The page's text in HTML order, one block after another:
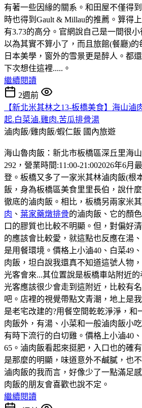
有著一些因緣的關系。和田屋不僅得
時也得到Gault & Millau的推薦。算得
有3.73的高分。官網說自己是一間很
以為其實不算小了，而且旅館(餐廳)
日本美學，窗外的雪景更是醉人。都
下次想住這裡.....。
繼續閱讀
2週前
【新北米其林之13-板橋美食】海山滷
起.白菜滷.雞肉.苦瓜排骨湯
滷肉飯/雞肉飯/蝦仁飯 國內旅遊
海山魯肉飯：新北市板橋區深丘里海
292，營業時間:11:00-21:002026年6月
登。板橋又多了一家米其林滷肉飯(根
飯，身為板橋區美食里里長伯，說什
徹底的滷肉飯。相比，板橋另兩家米
肉 、 葉家藥燉排骨的滷肉飯、它的顏
口的膠質也比較不明顯。但，對偏好
的應該會比較愛，就這點也反應在湯
是用餐環境。價格上小滷40、白菜49
肉飯，坦白說我還真不知道這號人物
光客會來...其位置說是板橋車站附近
光客應該很少會走到這附近，比較有
吧。店裡的視覺帶點文青潮，地上是
是老宅改建的?用餐空間乾乾淨淨，和
肉飯外，有湯、小菜和一般滷肉飯小
有時下流行的白切雞。價格上小滷40
65。滷肉飯看起來挺肥，入口也的確
是那麼的明顯，味道意外不鹹膩，也
滷肉飯的我而言，好像少了一點滿足
肉飯的朋友會喜歡也說不定。
繼續閱讀